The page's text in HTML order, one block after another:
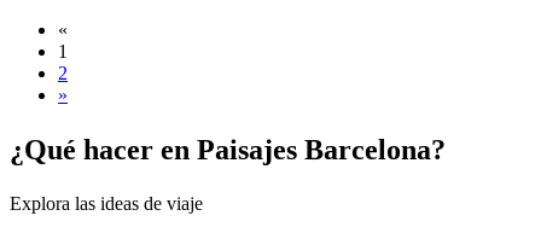
«
1
2
»
¿Qué hacer en Paisajes Barcelona?
Explora las ideas de viaje